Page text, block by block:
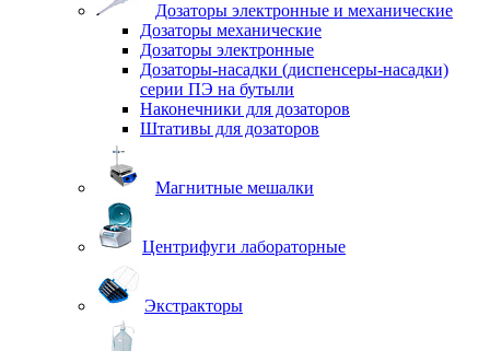
Дозаторы электронные и механические
Дозаторы механические
Дозаторы электронные
Дозаторы-насадки (диспенсеры-насадки)
серии ПЭ на бутыли
Наконечники для дозаторов
Штативы для дозаторов
Магнитные мешалки
Центрифуги лабораторные
Экстракторы